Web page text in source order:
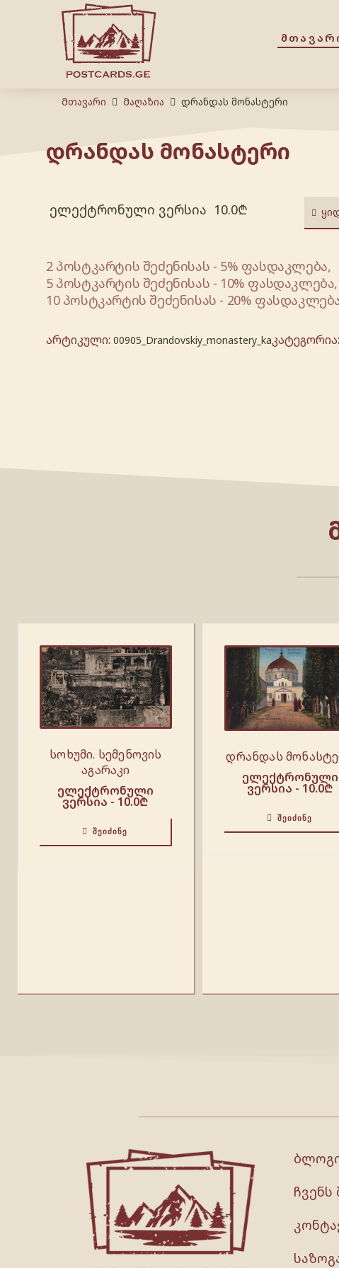
Მთავარი Მაღაზია დრანდას მონასტერი
დრანდას მონასტერი
ელექტრონული ვერსია 10.0₾
2 პოსტკარტის შეძენისას - 5% ფასდაკლება,
5 პოსტკარტის შეძენისას - 10% ფასდაკლება,
10 პოსტკარტის შეძენისას - 20%
არტიკული: 00905_Drandovskiy_monastery_kaკატეგორია:
სოხუმი. სემენოვის
აგარაკი
ელექტრონული
ვერსია - 10.0₾
ᲨᲔᲘᲫᲘᲜᲔ
დრანდას
ელექტრონული
ვერსია - 10.0₾
ᲨᲔᲘᲫᲘᲜᲔ
ჩვენს